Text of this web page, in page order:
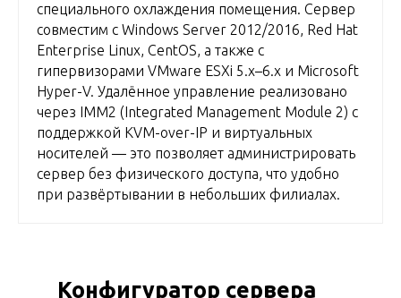
специального охлаждения помещения. Сервер
совместим с Windows Server 2012/2016, Red Hat
Enterprise Linux, CentOS, а также с
гипервизорами VMware ESXi 5.x–6.x и Microsoft
Hyper-V. Удалённое управление реализовано
через IMM2 (Integrated Management Module 2) с
поддержкой KVM-over-IP и виртуальных
носителей — это позволяет администрировать
сервер без физического доступа, что удобно
при развёртывании в небольших филиалах.
Конфигуратор сервера